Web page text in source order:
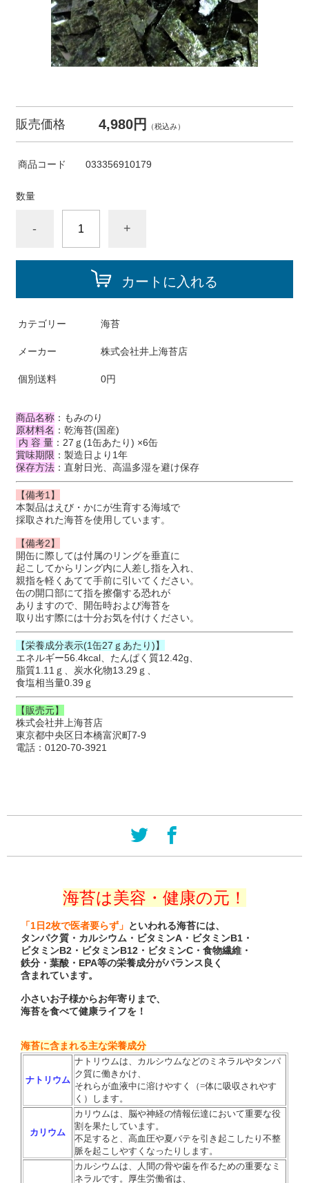
販売価格 4,980円 （税込み）
商品コード 033356910179
数量
- +
カートに入れる
カテゴリー 海苔
メーカー 株式会社井上海苔店
個別送料 0円
商品名称：もみのり
原材料名 ：乾海苔(国産)
内 容 量：27ｇ(1缶あたり) ×6缶
賞味期限 ：製造日より1年
保存方法：直射日光、高温多湿を避け保存
【備考1】
本製品はえび・かにが生育する海域で
採取された海苔を使用しています。
【備考2】
開缶に際しては付属のリングを垂直に
起こしてからリング内に人差し指を入れ、
親指を軽くあてて手前に引いてください。
缶の開口部にて指を擦傷する恐れが
ありますので、開缶時および海苔を
取り出す際には十分お気を付けください。
【栄養成分表示(1缶27ｇあたり)】
エネルギー56.4kcal、たんぱく質12.42g、
脂質1.11ｇ、炭水化物13.29ｇ、
食塩相当量0.39ｇ
【販売元】
株式会社井上海苔店
東京都中央区日本橋富沢町7-9
電話：0120-70-3921
海苔は美容・健康の元！
「1日2枚で医者要らず」 といわれる海苔には、
タンパク質・カルシウム・ビタミンA・ビタミンB1・
ビタミンB2・ビタミンB12・ビタミンC・食物繊維・
鉄分・葉酸・EPA等の栄養成分がバランス良く
含まれています。
小さいお子様からお年寄りまで、
海苔を食べて健康ライフを！
海苔に含まれる主な栄養成分
ナトリウム
ナトリウムは、カルシウムなどのミネラルやタンパ
ク質に働きかけ、
それらが血液中に溶けやすく（=体に吸収されやす
く）します。
カリウム
カリウムは、脳や神経の情報伝達において重要な役
割を果たしています。
不足すると、高血圧や夏バテを引き起こしたり不整
脈を起こしやすくなったりします。
カルシウムは、人間の骨や歯を作るための重要なミ
ネラルです。 厚生労働省は、